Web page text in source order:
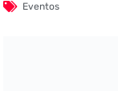
Eventos